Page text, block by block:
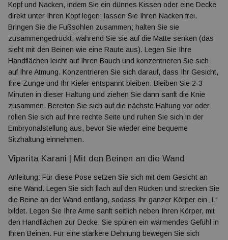
Kopf und Nacken, indem Sie ein dünnes Kissen oder eine Decke
direkt unter Ihren Kopf legen; lassen Sie Ihren Nacken frei.
Bringen Sie die Fußsohlen zusammen; halten Sie sie
zusammengedrückt, während Sie sie auf die Matte senken (das
sieht mit den Beinen wie eine Raute aus). Legen Sie Ihre
Handflächen leicht auf Ihren Bauch und konzentrieren Sie sich
auf Ihre Atmung. Konzentrieren Sie sich darauf, dass Ihr Gesicht,
Ihre Zunge und Ihr Kiefer entspannt bleiben. Bleiben Sie 2-3
Minuten in dieser Haltung und ziehen Sie dann sanft die Knie
zusammen. Bereiten Sie sich auf die nächste Haltung vor oder
rollen Sie sich auf Ihre rechte Seite und ruhen Sie sich in der
Embryonalstellung aus, bevor Sie wieder eine bequeme
Sitzhaltung einnehmen.
Viparita Karani | Mit den Beinen an die Wand
Anleitung: Für diese Pose setzen Sie sich mit dem Gesicht an
eine Wand. Legen Sie sich flach auf den Rücken und strecken Sie
die Beine an der Wand entlang, sodass Ihr ganzer Körper ein „L“
bildet. Legen Sie Ihre Arme sanft seitlich neben Ihren Körper, mit
den Handflächen zur Decke. Sie spüren ein wärmendes Gefühl in
Ihren Beinen. Für eine stärkere Dehnung bewegen Sie sich